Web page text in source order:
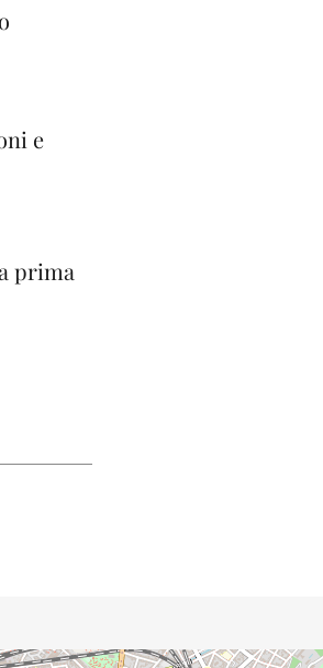
e
prima